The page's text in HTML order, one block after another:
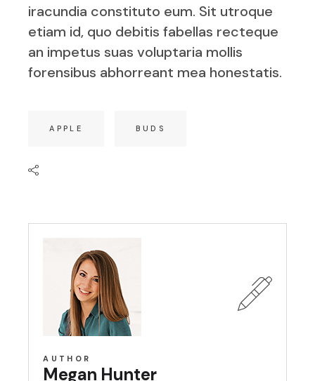
iracundia constituto eum. Sit utroque
etiam id, quo debitis fabellas recteque
an impetus suas voluptaria mollis
forensibus abhorreant mea honestatis.
APPLE BUDS
AUTHOR
Megan Hunter